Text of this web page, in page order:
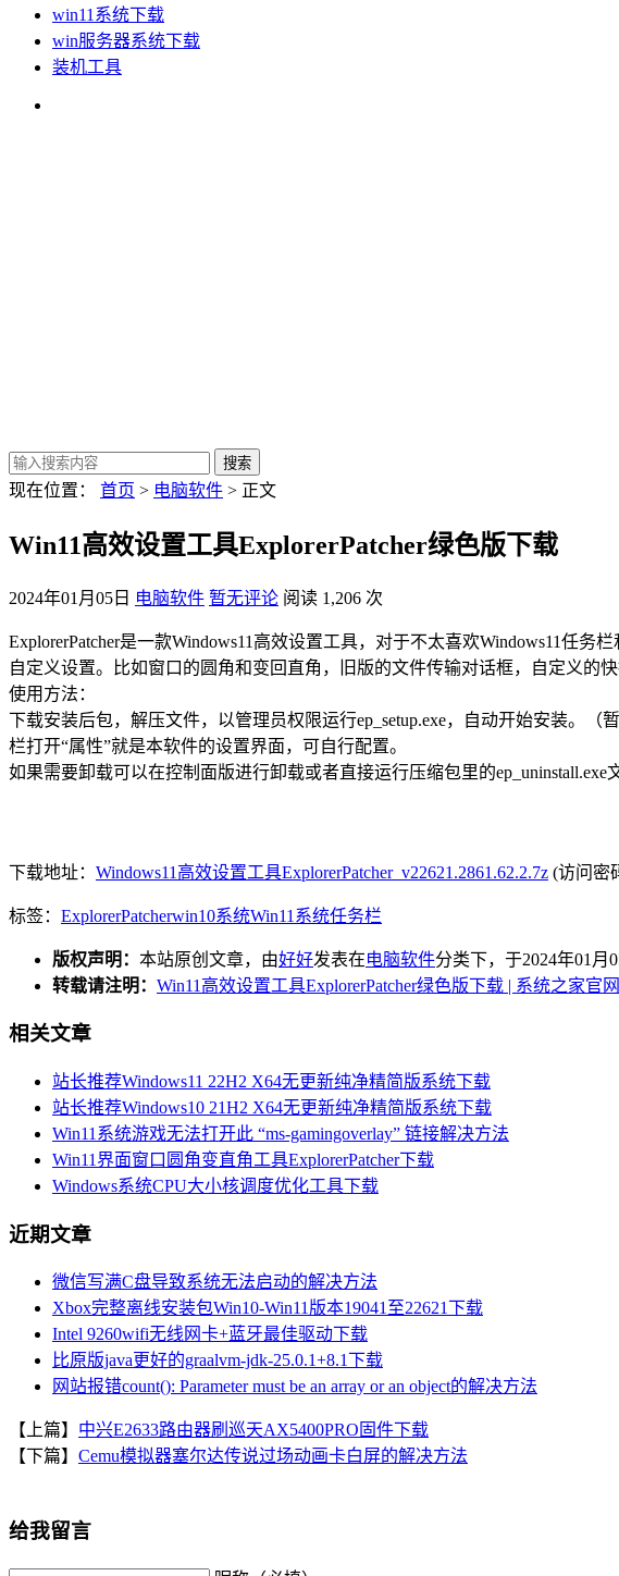
win11系统下载
win服务器系统下载
装机工具
现在位置： 首页 > 电脑软件 > 正文
Win11高效设置工具ExplorerPatcher绿色版下载
2024年01月05日 电脑软件 暂无评论 阅读 1,206 次
ExplorerPatcher是一款Windows11高效设置工具，对于不太喜欢Windows11任
自定义设置。比如窗口的圆角和变回直角，旧版的文件传输对话框，自定义的
使用方法：
下载安装后包，解压文件，以管理员权限运行ep_setup.exe，自动开始安装。
栏打开“属性”就是本软件的设置界面，可自行配置。
如果需要卸载可以在控制面版进行卸载或者直接运行压缩包里的ep_uninstall.exe
下载地址： Windows11高效设置工具ExplorerPatcher_v22621.2861.62.2.7z (访问密
标签： ExplorerPatcherwin10系统Win11系统任务栏
版权声明： 本站原创文章，由好好发表在电脑软件分类下，于2024年01月
转载请注明： Win11高效设置工具ExplorerPatcher绿色版下载 | 系统之家官网
相关文章
站长推荐Windows11 22H2 X64无更新纯净精简版系统下载
站长推荐Windows10 21H2 X64无更新纯净精简版系统下载
Win11系统游戏无法打开此 “ms-gamingoverlay” 链接解决方法
Win11界面窗口圆角变直角工具ExplorerPatcher下载
Windows系统CPU大小核调度优化工具下载
近期文章
微信写满C盘导致系统无法启动的解决方法
Xbox完整离线安装包Win10-Win11版本19041至22621下载
Intel 9260wifi无线网卡+蓝牙最佳驱动下载
比原版java更好的graalvm-jdk-25.0.1+8.1下载
网站报错count(): Parameter must be an array or an object的解决方法
【上篇】 中兴E2633路由器刷巡天AX5400PRO固件下载
【下篇】 Cemu模拟器塞尔达传说过场动画卡白屏的解决方法
给我留言